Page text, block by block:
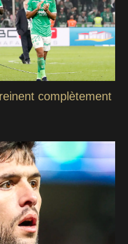
complètement